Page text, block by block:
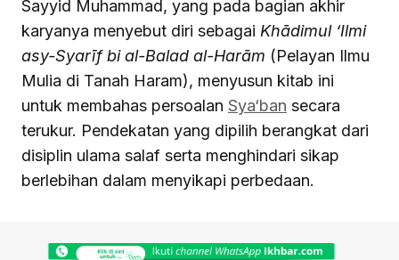
Sayyid Muhammad, yang pada bagian akhir
karyanya menyebut diri sebagai Khādimul ‘Ilmi
asy-Syarīf bi al-Balad al-Harām (Pelayan Ilmu
Mulia di Tanah Haram), menyusun kitab ini
untuk membahas persoalan Sya‘ban secara
terukur. Pendekatan yang dipilih berangkat dari
disiplin ulama salaf serta menghindari sikap
berlebihan dalam menyikapi perbedaan.